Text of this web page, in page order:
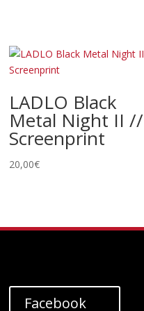
LADLO Black
Metal Night II //
Screenprint
20,00€
Facebook